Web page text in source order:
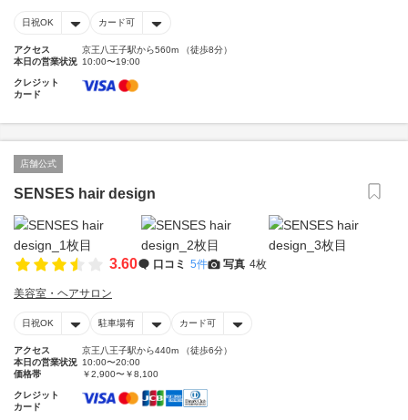
日祝OK カード可
アクセス
京王八王子駅から560m （徒歩8分）
本日の営業状況 10:00〜19:00
クレジット
カード
店舗公式
SENSES hair design
3.60 口コミ 5件 写真 4枚
美容室・ヘアサロン
日祝OK 駐車場有 カード可
アクセス
京王八王子駅から440m （徒歩6分）
本日の営業状況 10:00〜20:00
価格帯
￥2,900〜￥8,100
クレジット
カード